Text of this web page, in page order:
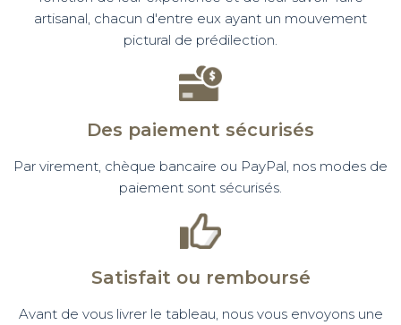
artisanal, chacun d'entre eux ayant un mouvement
pictural de prédilection.
Des paiement sécurisés
Par virement, chèque bancaire ou PayPal, nos modes de
paiement sont sécurisés.
Satisfait ou remboursé
Avant de vous livrer le tableau, nous vous envoyons une